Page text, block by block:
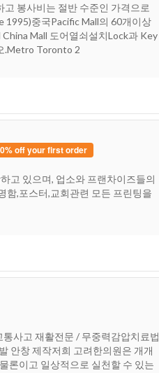
봉사비는 절반 수준인 가격으로
1995)중국Pacific Mall의 60개이상
Mall 도어열쇠설치Lock과 Key
.Metro Toronto 2
off your first order
고 있으며, 업소와 프랜차이즈들의
함,포스터,교회관련 모든 프린팅을
사고 재활전문 / 무중력감압치료법
안창 제작저희 고려한의원은 개개
론이고 일상적으로 실천할 수 있는